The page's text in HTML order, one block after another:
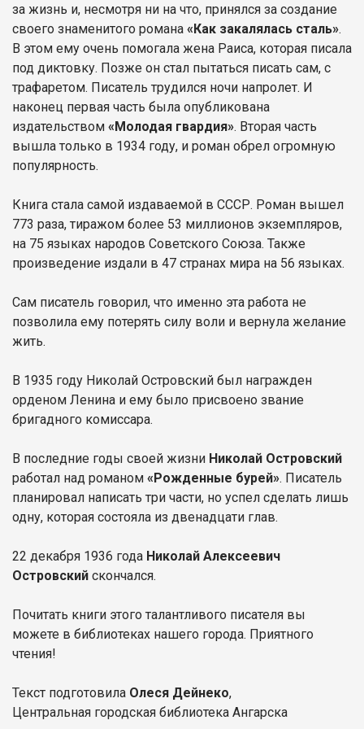
за жизнь и, несмотря ни на что, принялся за создание
своего знаменитого романа «Как закалялась сталь».
В этом ему очень помогала жена Раиса, которая писала
под диктовку. Позже он стал пытаться писать сам, с
трафаретом. Писатель трудился ночи напролет. И
наконец первая часть была опубликована
издательством «Молодая гвардия». Вторая часть
вышла только в 1934 году, и роман обрел огромную
популярность.
Книга стала самой издаваемой в СССР. Роман вышел
773 раза, тиражом более 53 миллионов экземпляров,
на 75 языках народов Советского Союза. Также
произведение издали в 47 странах мира на 56 языках.
Сам писатель говорил, что именно эта работа не
позволила ему потерять силу воли и вернула желание
жить.
В 1935 году Николай Островский был награжден
орденом Ленина и ему было присвоено звание
бригадного комиссара.
В последние годы своей жизни Николай Островский
работал над романом «Рожденные бурей». Писатель
планировал написать три части, но успел сделать лишь
одну, которая состояла из двенадцати глав.
22 декабря 1936 года Николай Алексеевич
Островский скончался.
Почитать книги этого талантливого писателя вы
можете в библиотеках нашего города. Приятного
чтения!
Текст подготовила Олеся Дейнеко,
Центральная городская библиотека Ангарска